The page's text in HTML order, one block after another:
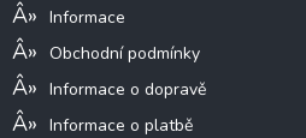
Informace
Obchodní podmínky
Informace o dopravě
Informace o platbě